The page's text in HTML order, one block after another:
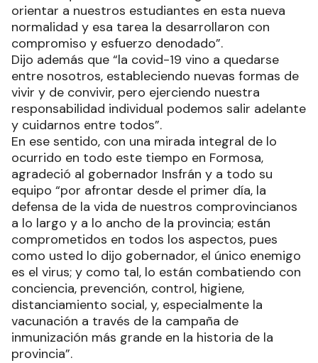
orientar a nuestros estudiantes en esta nueva
normalidad y esa tarea la desarrollaron con
compromiso y esfuerzo denodado”.
Dijo además que “la covid-19 vino a quedarse
entre nosotros, estableciendo nuevas formas de
vivir y de convivir, pero ejerciendo nuestra
responsabilidad individual podemos salir adelante
y cuidarnos entre todos”.
En ese sentido, con una mirada integral de lo
ocurrido en todo este tiempo en Formosa,
agradeció al gobernador Insfrán y a todo su
equipo “por afrontar desde el primer día, la
defensa de la vida de nuestros comprovincianos
a lo largo y a lo ancho de la provincia; están
comprometidos en todos los aspectos, pues
como usted lo dijo gobernador, el único enemigo
es el virus; y como tal, lo están combatiendo con
conciencia, prevención, control, higiene,
distanciamiento social, y, especialmente la
vacunación a través de la campaña de
inmunización más grande en la historia de la
provincia”.